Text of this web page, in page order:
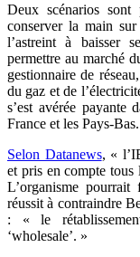
Deux scénarios
conserver la main
l’astreint à baisser
permettre au marché
gestionnaire de
du gaz et de
s’est avérée payante
France et les Pays-Bas.
Selon Datanews, «
et pris en compte tous
L’organisme
réussit à contraindre
: « le
‘wholesale’. »